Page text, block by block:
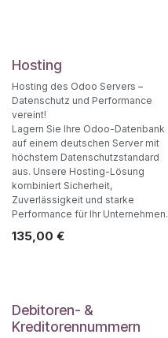
Hosting
Hosting des Odoo Servers –
Datenschutz und Performance
vereint!
Lagern Sie Ihre Odoo-Datenbank
auf einem deutschen Server mit
höchstem Datenschutzstandard
aus. Unsere Hosting-Lösung
kombiniert Sicherheit,
Zuverlässigkeit und starke
Performance für Ihr Unternehmen.
135,00 €
Debitoren- &
Kreditorennummern